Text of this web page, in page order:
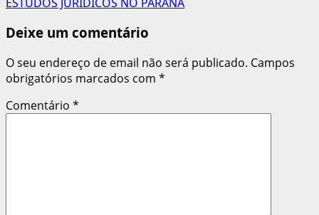
artigos
Deixe um comentário
O seu endereço de email não será publicado. Campos
obrigatórios marcados com *
Comentário *